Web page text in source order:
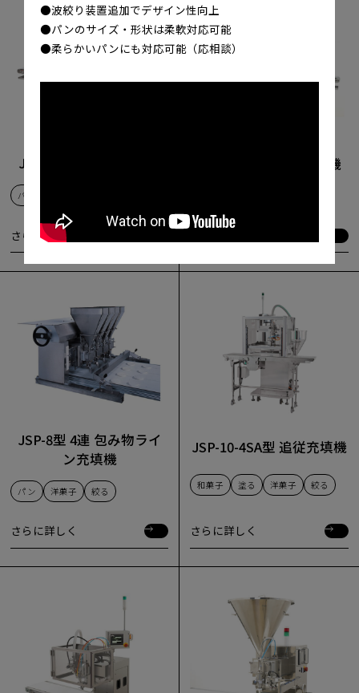
JSP-7S型 背割り充填機
パン
さらに詳しく
さらに詳しく
JSP-7H型 腹割り充填機
JSP-8型 4連 包み物ライ
ン充填機
パン 洋菓子 絞る
さらに詳しく
さらに詳しく
JSP-10-4SA型 追従充填機
和菓子 塗る 洋菓子 絞る
さらに詳しく
さらに詳しく
●波絞り装置追加でデザイン性向上
●パンのサイズ・形状は柔軟対応可能
●柔らかいパンにも対応可能（応相談）